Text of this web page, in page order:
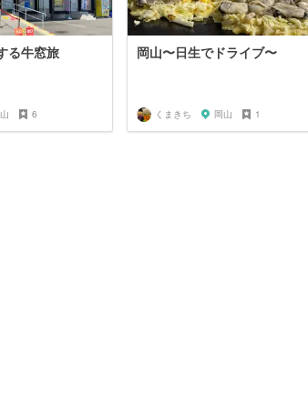
る牛窓旅
6
岡山〜日生でドライブ〜
くまきち 岡山 1